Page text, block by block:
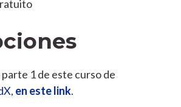
1 de este curso de
, en este link.